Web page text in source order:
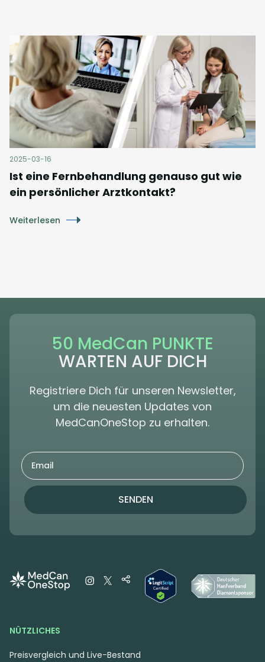
2025-03-16
Ist eine Fernbehandlung genauso gut wie
ein persönlicher Arztkontakt?
Weiterlesen
50 MedCan PUNKTE
WARTEN AUF DICH
Registriere Dich für unseren Newsletter,
um die neuesten Updates von
MedCanOneStop zu erhalten.
SENDEN
NÜTZLICHES
Preisvergleich und Live-Bestand